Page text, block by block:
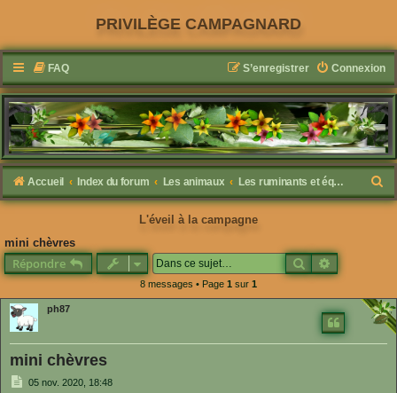
PRIVILÈGE CAMPAGNARD
FAQ Connexion
S’enregistrer
Accueil Index du forum Les animaux Les ruminants et équidés
e
c
L'éveil à la campagne
mini chèvres
Répondre Rechercher
8 messages • Page 1 sur 1
ph87
mini chèvres
M
05 nov. 2020, 18:48